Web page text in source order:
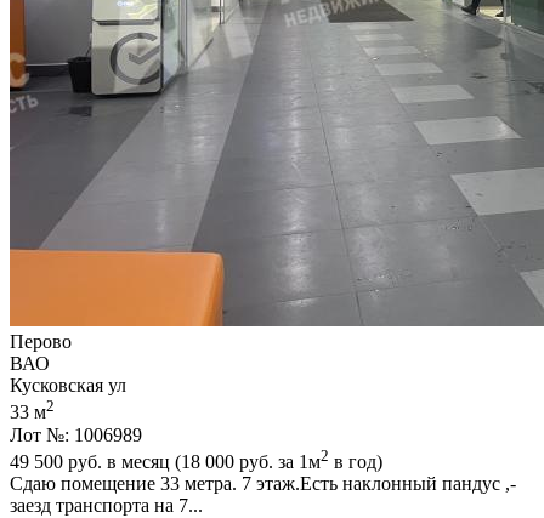
Перово
ВАО
Кусковская ул
33 м2
Лот №: 1006989
49 500 руб. в месяц (18 000 руб. за 1м2 в год)
Сдаю помещение 33 метра. 7 этаж.Есть наклонный пандус ,­
заезд транспорта на 7...